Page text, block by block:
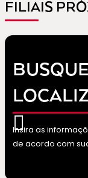
FILIAIS
Insira as
de acordo com